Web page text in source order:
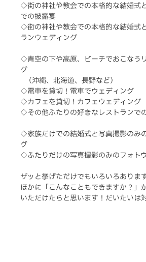
◇街の神社や教会での本格的な結婚式
での披露宴
◇街の神社や教会での本格的な結婚式
ランウェディング
◇青空の下や高原、ビーチでおこなう
グ
（沖縄、北海道、長野など）
◇電車を貸切！電車でウェディング
◇カフェを貸切！カフェウェディング
◇その他ふたりの好きなレストランで
◇家族だけでの結婚式と写真撮影のみ
グ
◇ふたりだけの写真撮影のみのフォト
ザッと挙げただけでもいろいろありま
ほかに「こんなこともできますか？」
いただけたらと思います！だいたいは